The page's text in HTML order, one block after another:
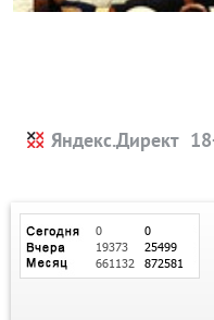
Яндекс.Директ